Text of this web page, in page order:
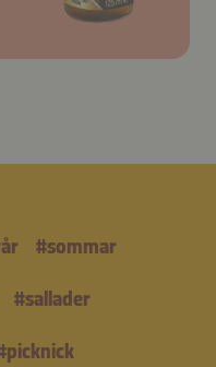
#sommar
#sallader
picknick